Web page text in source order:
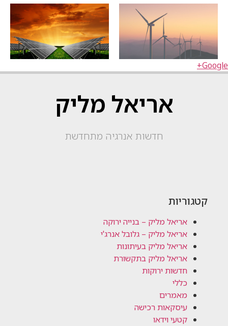
Google+
אריאל מליק
חדשות אנרגיה מתחדשת
קטגוריות
אריאל מליק – בנייה ירוקה
אריאל מליק – גלובל אנרג'י
אריאל מליק בעיתונות
אריאל מליק בתקשורת
חדשות ירוקות
כללי
מאמרים
עיסקאות רכישה
קטעי וידאו